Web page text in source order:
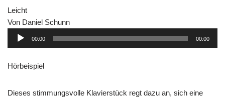
Leicht
Von Daniel Schunn
Audio-
00:00 00:00
Hörbeispiel
Dieses stimmungsvolle Klavierstück regt dazu an, sich eine